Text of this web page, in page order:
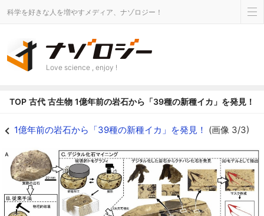
科学を好きな人を増やすメディア、ナゾロジー！
Love science , enjoy !
TOP 古代 古生物 1億年前の岩石から「39種の新種イカ」を発見！
1億年前の岩石から「39種の新種イカ」を発見！ (画像 3/3)